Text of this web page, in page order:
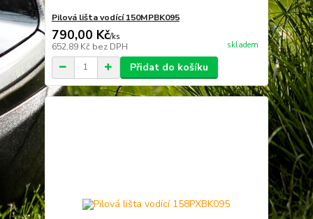
Pilová lišta vodící 150MPBK095
790,00 Kč/ks
652,89 Kč bez DPH skladem
Přidat do košíku